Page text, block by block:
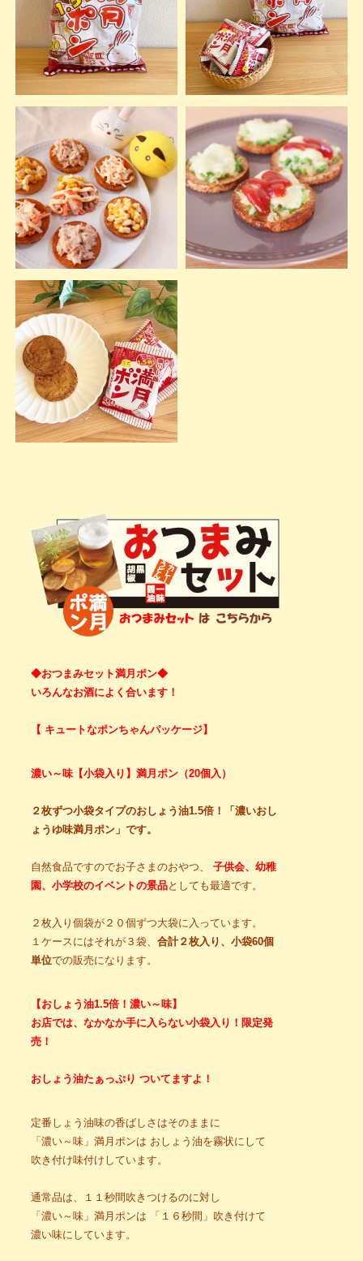
◆おつまみセット満月ポン◆
いろんなお酒によく合います！
【 キュートなポンちゃんパッケージ】
濃い～味【小袋入り】満月ポン（20個入）
２枚ずつ小袋タイプのおしょう油1.5倍！「濃いおし
ょうゆ味満月ポン」です。
自然食品ですのでお子さまのおやつ、 子供会、幼稚
園、小学校のイベントの景品としても最適です。
２枚入り個袋が２０個ずつ大袋に入っています。
１ケースにはそれが３袋、 合計２枚入り、小袋60個
単位での販売になります。
【おしょう油1.5倍！濃い～味】
お店では、なかなか手に入らない小袋入り！限定発
売！
おしょう油たぁっぷり ついてますよ！
定番しょう油味の香ばしさはそのままに
「濃い～味」満月ポンは おしょう油を霧状にして
吹き付け味付けしています。
通常品は、１１秒間吹きつけるのに対し
「濃い～味」満月ポンは 「１６秒間」吹き付けて
濃い味にしています。